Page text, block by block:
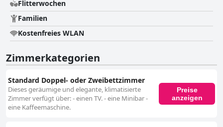
Flitterwochen
Familien
Kostenfreies WLAN
Zimmerkategorien
Standard Doppel- oder Zweibettzimmer
Dieses geräumige und elegante, klimatisierte
Zimmer verfügt über: - einen TV. - eine Minibar -
eine Kaffeemaschine.
Preise
anzeigen